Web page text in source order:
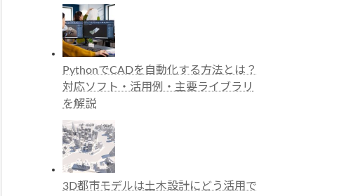
PythonでCADを自動化する方法とは？
対応ソフト・活用例・主要ライブラリ
を解説
3D都市モデルは土木設計にどう活用で